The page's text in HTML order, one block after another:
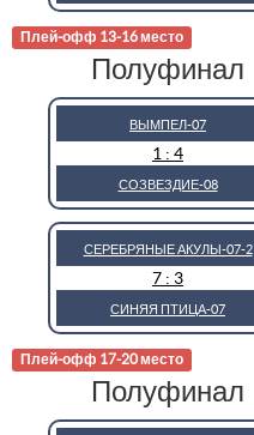
Плей-офф 13-16 место
Полуфинал
ВЫМПЕЛ-07
1 : 4
СОЗВЕЗДИЕ-08
СЕРЕБРЯНЫЕ АКУЛЫ-07-2
7 : 3
СИНЯЯ ПТИЦА-07
Плей-офф 17-20 место
Полуфинал